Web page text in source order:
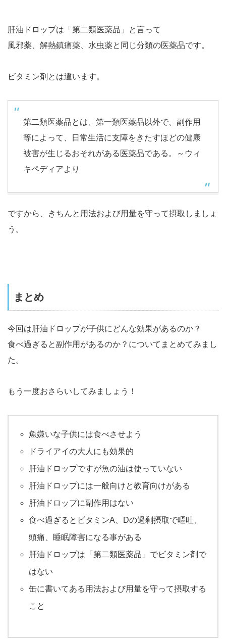
肝油ドロップは「第二類医薬品」と言って
風邪薬、解熱鎮痛薬、水虫薬と同じ分類の医薬品です。
ビタミン剤とは違います。
第二類医薬品とは、第一類医薬品以外で、副作用
等によって、日常生活に支障をきたすほどの健康
被害が生じるおそれがある医薬品である。～ウィ
キペディアより
ですから、きちんと用法および用量を守って摂取しましょ
う。
まとめ
今回は肝油ドロップが子供にどんな効果があるのか？
食べ過ぎると副作用があるのか？についてまとめてみまし
た。
もう一度おさらいしてみましょう！
魚嫌いな子供には食べさせよう
ドライアイの大人にも効果的
肝油ドロップですが魚の油は使っていない
肝油ドロップには一般向けと教育向けがある
肝油ドロップに副作用はない
食べ過ぎるとビタミンA、Dの過剰摂取で嘔吐、
頭痛、睡眠障害になる事がある
肝油ドロップは「第二類医薬品」でビタミン剤で
はない
缶に書いてある用法および用量を守って摂取する
こと